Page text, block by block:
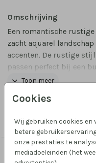
Cookies
Wij gebruiken cookies en
betere
onze prestaties te
mediadoeleinden (het
Omschrijving
Een romantische
zacht aquarel
accenten. De rustige
passen perfect bij een
viering. Deze save the
online editor.
Toon meer
Foliedruk zelf maken
Passend bij dit